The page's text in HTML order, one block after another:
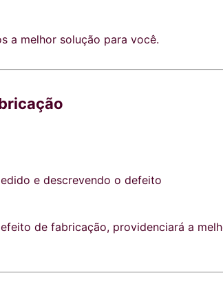
a melhor solução para você.
e descrevendo o defeito
de fabricação, providenciará a